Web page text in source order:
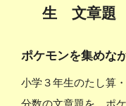
生 文章題
ポケモンを集めな
小学３年生のたし算
分数の文章題を、ポ